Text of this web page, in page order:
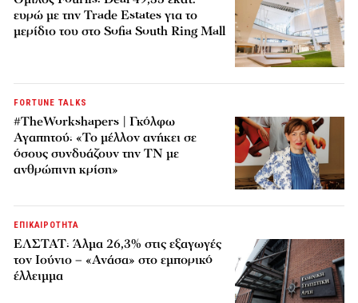
ευρώ με την Trade Estates για το
μερίδιο του στο Sofia South Ring Mall
FORTUNE TALKS
#TheWorkshapers | Γκόλφω
Αγαπητού: «Το μέλλον ανήκει σε
όσους συνδυάζουν την ΤΝ με
ανθρώπινη κρίση»
ΕΠΙΚΑΙΡΟΤΗΤΑ
ΕΛΣΤΑΤ: Άλμα 26,3% στις εξαγωγές
τον Ιούνιο – «Ανάσα» στο εμπορικό
έλλειμμα